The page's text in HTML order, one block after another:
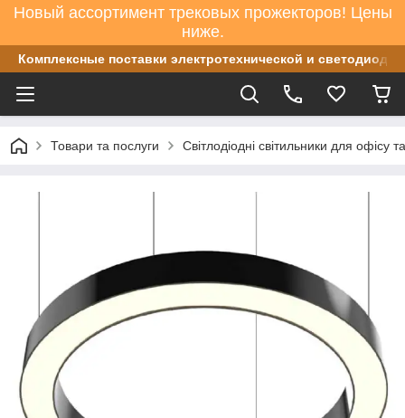
Новый ассортимент трековых прожекторов! Цены
ниже.
Комплексные поставки электротехнической и
Товари та послуги Світлодіодні світильники для офісу